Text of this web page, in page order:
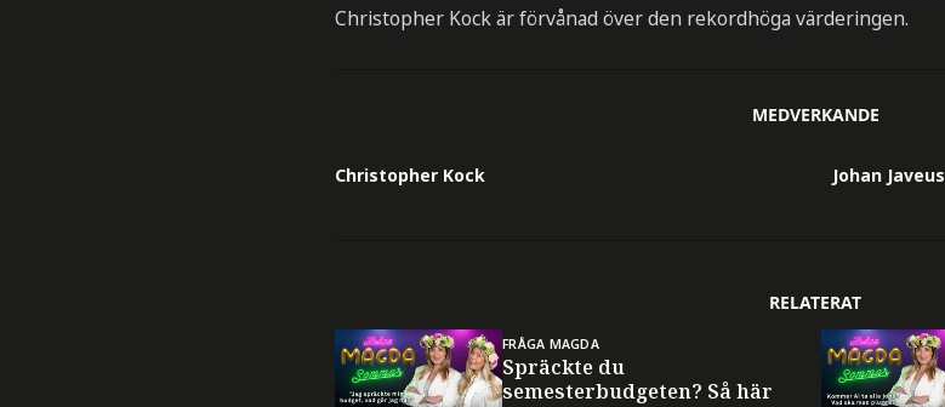
Christopher Kock är förvånad över den rekordhöga värderingen.
MEDVERKANDE
Christopher Kock Johan Javeus
RELATERAT
FRÅGA MAGDA
Spräckte du
semesterbudgeten? Så här